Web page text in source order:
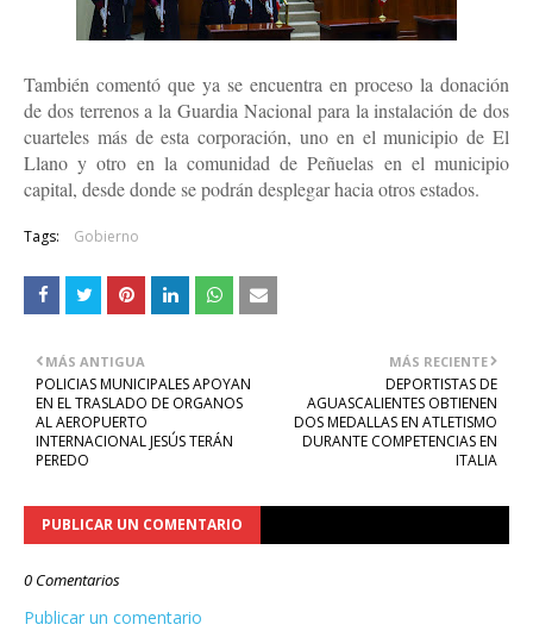
También comentó que ya se encuentra en proceso la donación
de dos terrenos a la Guardia Nacional para la instalación de dos
cuarteles más de esta corporación, uno en el municipio de El
Llano y otro en la comunidad de Peñuelas en el municipio
capital, desde donde se podrán desplegar hacia otros estados.
Tags: Gobierno
MÁS RECIENTE
DEPORTISTAS DE
AGUASCALIENTES OBTIENEN
DOS MEDALLAS EN ATLETISMO
DURANTE COMPETENCIAS EN
ITALIA
MÁS ANTIGUA
POLICIAS MUNICIPALES APOYAN
EN EL TRASLADO DE ORGANOS
AL AEROPUERTO
INTERNACIONAL JESÚS TERÁN
PEREDO
PUBLICAR UN COMENTARIO
0 Comentarios
Publicar un comentario